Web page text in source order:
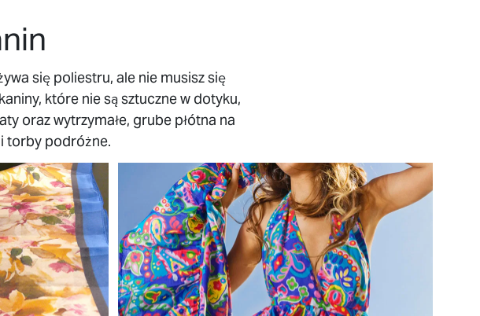
się poliestru, ale nie musisz się
które nie są sztuczne w dotyku,
oraz wytrzymałe, grube płótna na
torby podróżne.